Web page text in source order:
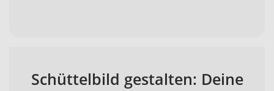
Schüttelbild gestalten: Deine